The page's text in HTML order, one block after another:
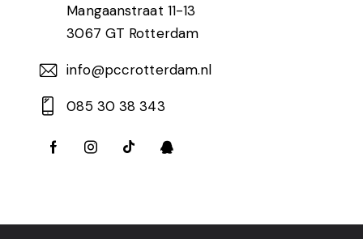
Mangaanstraat 11-13
3067 GT Rotterdam
info@pccrotterdam.nl
085 30 38 343